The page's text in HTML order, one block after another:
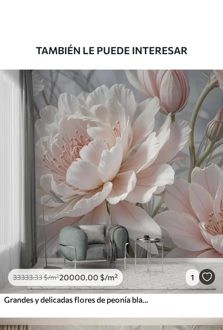
Vinilo Premium
49500.0029700.00$/m²
TAMBIÉN LE PUEDE INTERESAR
33333.33$/m²20000 .00 $/m² 1